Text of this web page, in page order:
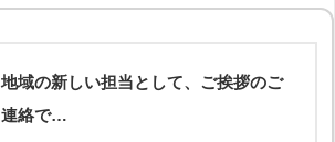
地域の新しい担当として、ご挨拶のご
連絡で…